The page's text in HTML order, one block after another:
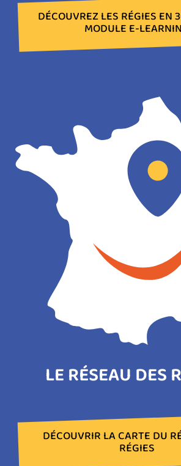
DÉCOUVREZ LES RÉGIES EN
MODULE E-
LE RÉSEAU DES
DÉCOUVRIR LA CARTE DU
RÉGIES